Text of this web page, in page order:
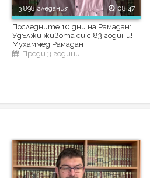
3 898 гледания 08:47
Последните 10 дни на Рамадан:
Удължи живота си с 83 години! -
Мухаммед Рамадан
Преди 3 години